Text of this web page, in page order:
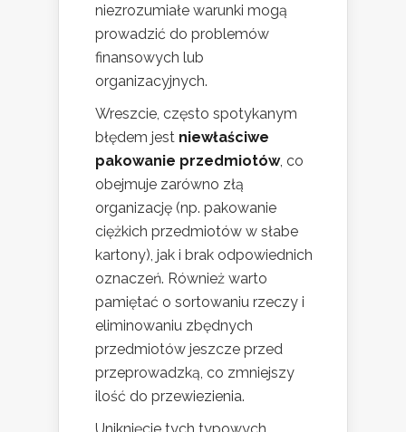
niezrozumiałe warunki mogą
prowadzić do problemów
finansowych lub
organizacyjnych.
Wreszcie, często spotykanym
błędem jest niewłaściwe
pakowanie przedmiotów, co
obejmuje zarówno złą
organizację (np. pakowanie
ciężkich przedmiotów w słabe
kartony), jak i brak odpowiednich
oznaczeń. Również warto
pamiętać o sortowaniu rzeczy i
eliminowaniu zbędnych
przedmiotów jeszcze przed
przeprowadzką, co zmniejszy
ilość do przewiezienia.
Uniknięcie tych typowych